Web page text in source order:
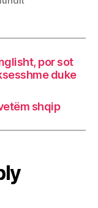
por sot
duke
shqip